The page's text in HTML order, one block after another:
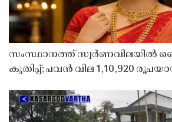
സംസ്ഥാനത്ത് സ്വർണവിലയിൽ
കുതിപ്പ്; പവൻ വില 1,10,920